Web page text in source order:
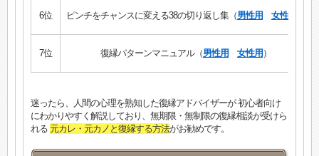
6位 ピンチをチャンスに変える38の切り返し集（男性用 女性用
7位 復縁パターンマニュアル（男性用 女性用 ）
迷ったら、人間の心理を熟知した復縁アドバイザーが 初心者向け
にわかりやすく解説しており、無期限・無制限の復縁相談が受けら
れる 元カレ・元カノと復縁する方法がお勧めです。